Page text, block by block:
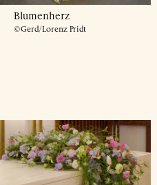
Blumenherz
©Gerd/Lorenz Pridt